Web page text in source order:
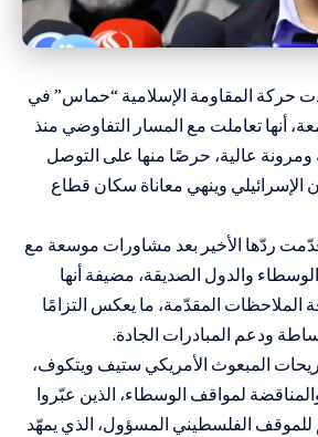
حركة المقاومة الإسلامية “حماس” في
أنها تعاملت مع المسار التفاوضي منذ
ومرونة عالية، حرصًا منها على التوصل
الإسرائيلي وينهي معاناة سكان قطاع
ردّها الأخير بعد مشاورات موسعة مع
والدول الصديقة، مضيفة أنها
الملاحظات المقدّمة، ما يعكس التزامًا
ودعم المبادرات الجادة.
المبعوث الأمريكي ستيف ويتكوف،
لمواقف الوسطاء، الذين عبّروا
للموقف الفلسطيني المسؤول، الذي يمهّد